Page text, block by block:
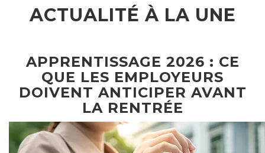
ACTUALITÉ À LA UNE
APPRENTISSAGE 2026 : CE
QUE LES EMPLOYEURS
DOIVENT ANTICIPER AVANT
LA RENTRÉE